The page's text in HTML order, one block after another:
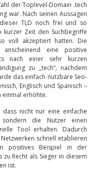
der Toplevel-Domain .tech
war. Nach seinen Aussagen
TLD noch frei und so
kurzer Zeit den Suchbegriffe
voll akzeptiert hatten. Die
eine positive
nach einer sehr kurzen
zu „tech“, nachdem
das einfach nutzbare Seo-
Englisch und Spanisch –
einmal erhöhte.
nicht nur eine einfache
sondern die Nutzer einen
Tool erhalten. Dadurch
schnell etablieren
positives Beispiel in der
zu Recht als Sieger in diesem
ist.